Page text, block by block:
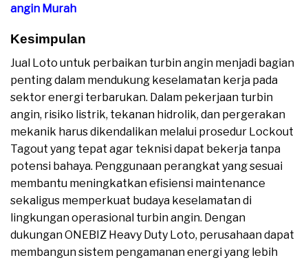
angin Murah
Kesimpulan
Jual Loto untuk perbaikan turbin angin menjadi bagian
penting dalam mendukung keselamatan kerja pada
sektor energi terbarukan. Dalam pekerjaan turbin
angin, risiko listrik, tekanan hidrolik, dan pergerakan
mekanik harus dikendalikan melalui prosedur Lockout
Tagout yang tepat agar teknisi dapat bekerja tanpa
potensi bahaya. Penggunaan perangkat yang sesuai
membantu meningkatkan efisiensi maintenance
sekaligus memperkuat budaya keselamatan di
lingkungan operasional turbin angin. Dengan
dukungan ONEBIZ Heavy Duty Loto, perusahaan dapat
membangun sistem pengamanan energi yang lebih